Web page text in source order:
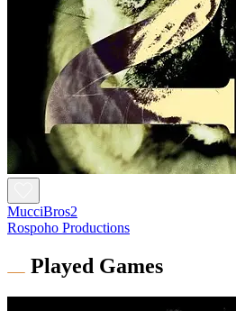
MucciBros2
Rospoho Productions
Played Games